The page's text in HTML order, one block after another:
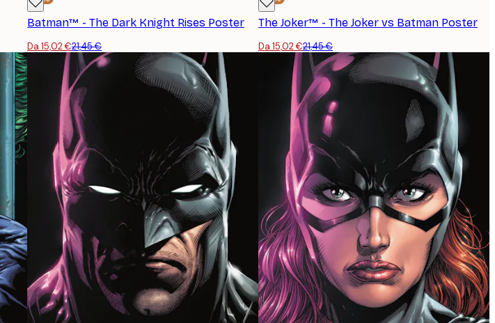
Batman™ - The Dark Knight Rises Poster
Da 15,02 €21,45 €
The Joker™ - The Joker vs Batman Poster
Da 15,02 €21,45 €
ISCRIVITI